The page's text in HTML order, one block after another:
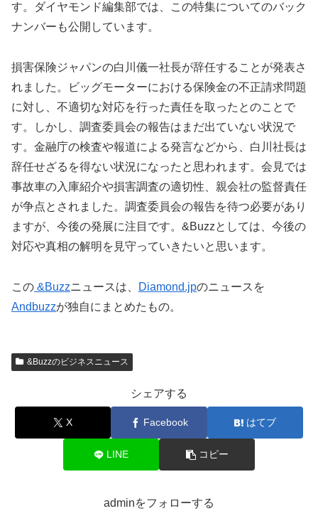
す。ダイヤモンド編集部では、この特集についてのバック
ナンバーも公開しています。
損害保険ジャパンの白川儀一社長が辞任することが発表さ
れました。ビッグモーターにおける保険金の不正請求問題
に対し、不適切な対応を行った責任を取ったとのことで
す。しかし、調査委員会の報告はまだ出ていない状況で
す。金融庁の検査や報道による発言などから、白川社長は
辞任せざるを得ない状況になったと思われます。会見では
事故車の入庫紹介や損害調査の適切性、親会社の監督責任
が争点とされました。調査委員会の報告を待つ必要があり
ますが、今後の発展に注目です。&Buzzとしては、今後の
対応や真相の解明を見守っていきたいと思います。
この &Buzzニュースは、 Diamond.jpのニュースを
Andbuzzが独自にまとめたもの。
&Buzzのビジネスニュース
シェアする
X Facebook はてブ
LINE コピー
adminをフォローする